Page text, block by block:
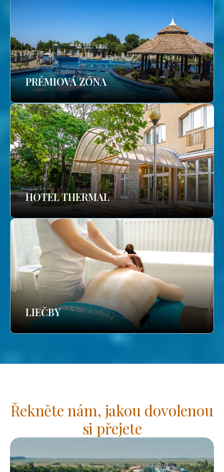
PRÉMIOVÁ ZÓNA
HOTEL THERMAL
LIEČBY
Řekněte nám, jakou dovolenou
si přejete